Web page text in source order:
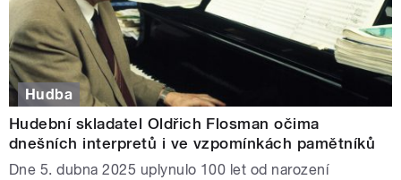
Hudba
Hudební skladatel Oldřich Flosman očima
dnešních interpretů i ve vzpomínkách pamětníků
Dne 5. dubna 2025 uplynulo 100 let od narození